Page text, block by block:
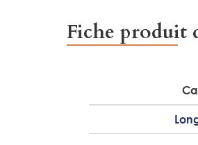
Fiche produit